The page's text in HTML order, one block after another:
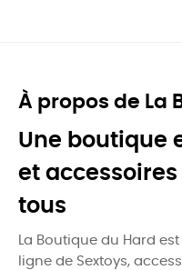
À propos de La
Une boutique
et
tous
La Boutique du Hard
ligne de Sextoys,